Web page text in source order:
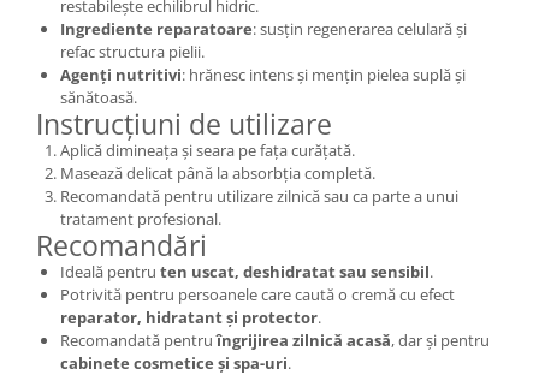
restabilește echilibrul hidric.
Ingrediente reparatoare: susțin regenerarea celulară și
refac structura pielii.
Agenți nutritivi: hrănesc intens și mențin pielea suplă și
sănătoasă.
Instrucțiuni de utilizare
Aplică dimineața și seara pe fața curățată.
Masează delicat până la absorbția completă.
Recomandată pentru utilizare zilnică sau ca parte a unui
tratament profesional.
Recomandări
Ideală pentru ten uscat, deshidratat sau sensibil.
Potrivită pentru persoanele care caută o cremă cu efect
reparator, hidratant și protector.
Recomandată pentruîngrijirea zilnică acasă, dar și pentru
cabinete cosmetice și spa-uri.